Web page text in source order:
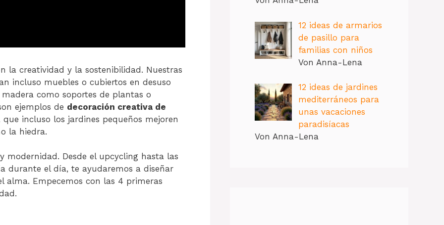
la creatividad y la sostenibilidad. Nuestras
incluso muebles o cubiertos en desuso
como soportes de plantas o
ejemplos de decoración creativa de
incluso los jardines pequeños mejoren
la hiedra.
modernidad. Desde el upcycling hasta las
durante el día, te ayudaremos a diseñar
alma. Empecemos con las 4 primeras
12 ideas de armarios
de pasillo para
familias con niños
Von Anna-Lena
12 ideas de jardines
mediterráneos para
unas vacaciones
paradisíacas
Von Anna-Lena